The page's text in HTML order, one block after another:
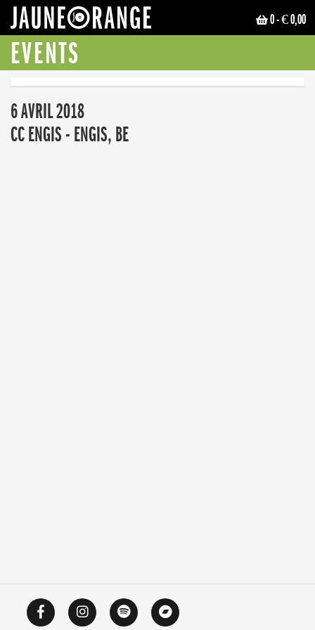
0- € 0,00
EVENTS
6 AVRIL 2018
CC ENGIS - ENGIS, BE